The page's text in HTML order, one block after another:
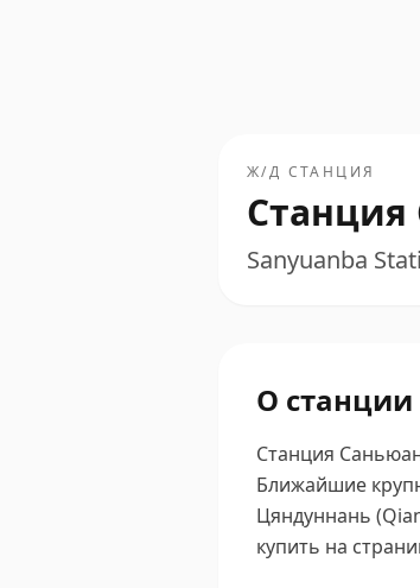
Ж/Д СТАНЦИЯ
Станция
Sanyuanba
О станции
Станция
Ближайшие
Цяндуннань
купить на